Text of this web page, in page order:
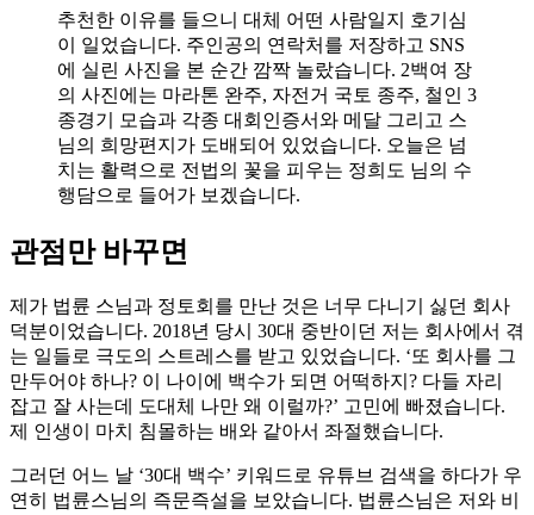
추천한 이유를 들으니 대체 어떤 사람일지 호기심
이 일었습니다. 주인공의 연락처를 저장하고 SNS
에 실린 사진을 본 순간 깜짝 놀랐습니다. 2백여 장
의 사진에는 마라톤 완주, 자전거 국토 종주, 철인 3
종경기 모습과 각종 대회인증서와 메달 그리고 스
님의 희망편지가 도배되어 있었습니다. 오늘은 넘
치는 활력으로 전법의 꽃을 피우는 정희도 님의 수
행담으로 들어가 보겠습니다.
관점만 바꾸면
제가 법륜 스님과 정토회를 만난 것은 너무 다니기 싫던 회사
덕분이었습니다. 2018년 당시 30대 중반이던 저는 회사에서 겪
는 일들로 극도의 스트레스를 받고 있었습니다. ‘또 회사를 그
만두어야 하나? 이 나이에 백수가 되면 어떡하지? 다들 자리
잡고 잘 사는데 도대체 나만 왜 이럴까?’ 고민에 빠졌습니다.
제 인생이 마치 침몰하는 배와 같아서 좌절했습니다.
그러던 어느 날 ‘30대 백수’ 키워드로 유튜브 검색을 하다가 우
연히 법륜스님의 즉문즉설을 보았습니다. 법륜스님은 저와 비